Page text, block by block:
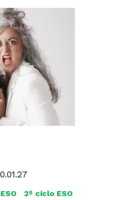
2º ciclo ESO